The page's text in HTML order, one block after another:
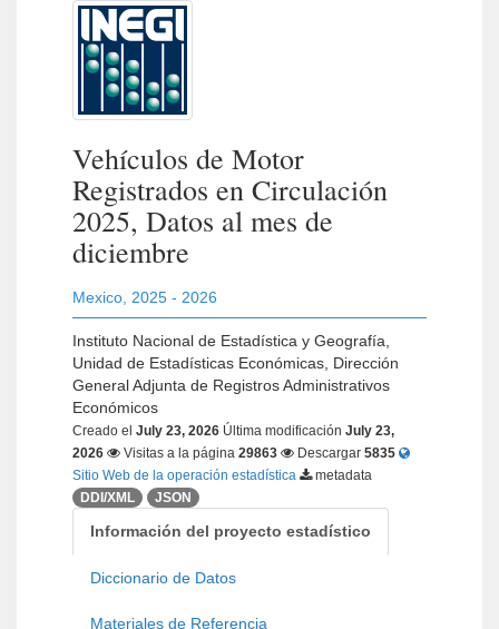
Vehículos de Motor
Registrados en Circulación
2025, Datos al mes de
diciembre
Mexico 2025 - 2026
Instituto Nacional de Estadística y Geografía,
Unidad de Estadísticas Económicas, Dirección
General Adjunta de Registros Administrativos
Económicos
Creado el July 23, 2026 Última modificación July 23,
2026
Visitas a la página 29863 Descargar 5835
Sitio Web de la operación estadística
metadata
DDI/XML
JSON
Información del proyecto estadístico
Diccionario de Datos
Materiales de Referencia